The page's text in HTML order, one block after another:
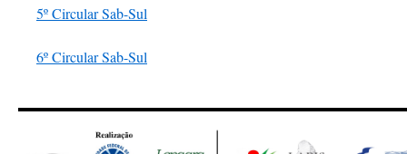
5º Circular Sab-Sul
6º Circular Sab-Sul